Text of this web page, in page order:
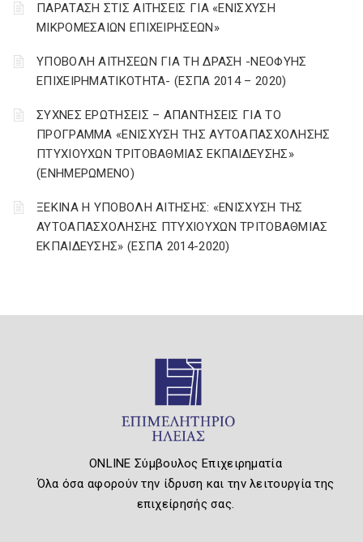
ΠΑΡΑΤΑΣΗ ΣΤΙΣ ΑΙΤΗΣΕΙΣ ΓΙΑ «ΕΝΙΣΧΥΣΗ
ΜΙΚΡΟΜΕΣΑΙΩΝ ΕΠΙΧΕΙΡΗΣΕΩΝ»
ΥΠΟΒΟΛΗ ΑΙΤΗΣΕΩΝ ΓΙΑ ΤΗ ΔΡΑΣΗ -ΝΕΟΦΥΗΣ
ΕΠΙΧΕΙΡΗΜΑΤΙΚΟΤΗΤΑ- (ΕΣΠΑ 2014 – 2020)
ΣΥΧΝΕΣ ΕΡΩΤΗΣΕΙΣ – ΑΠΑΝΤΗΣΕΙΣ ΓΙΑ ΤΟ
ΠΡΟΓΡΑΜΜΑ «ΕΝΙΣΧΥΣΗ ΤΗΣ ΑΥΤΟΑΠΑΣΧΟΛΗΣΗΣ
ΠΤΥΧΙΟΥΧΩΝ ΤΡΙΤΟΒΑΘΜΙΑΣ ΕΚΠΑΙΔΕΥΣΗΣ»
(ΕΝΗΜΕΡΩΜΕΝΟ)
ΞΕΚΙΝΑ Η ΥΠΟΒΟΛΗ ΑΙΤΗΣΗΣ: «ΕΝΙΣΧΥΣΗ ΤΗΣ
ΑΥΤΟΑΠΑΣΧΟΛΗΣΗΣ ΠΤΥΧΙΟΥΧΩΝ ΤΡΙΤΟΒΑΘΜΙΑΣ
ΕΚΠΑΙΔΕΥΣΗΣ» (ΕΣΠΑ 2014-2020)
ONLINE Σύμβουλος Επιχειρηματία
Όλα όσα αφορούν την ίδρυση και την λειτουργία της
επιχείρησής σας.